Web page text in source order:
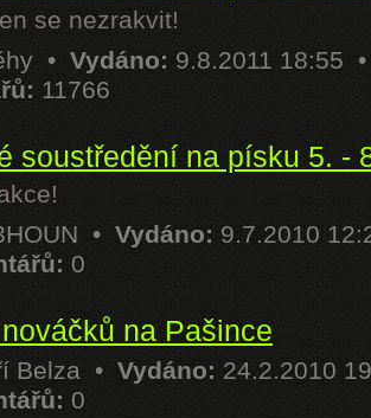
se nezrakvit!
• Vydáno: 9.8.2011 18:55
11766
soustředění na písku 5. -
• Vydáno: 9.7.2010
0
na Pašince
Belza • Vydáno: 24.2.2010
0